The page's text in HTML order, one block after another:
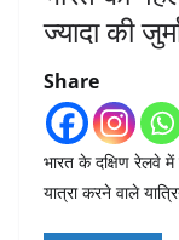
ज्यादा की
Share
भारत के दक्षिण रेलवे में
यात्रा करने वाले